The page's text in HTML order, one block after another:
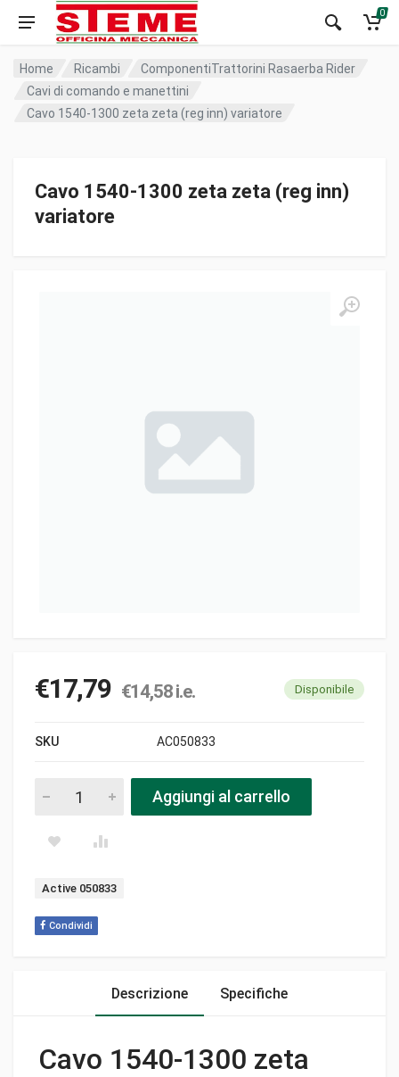
0
Home Ricambi
ComponentiTrattorini Rasaerba Rider
Cavi di comando e manettini
Cavo 1540-1300 zeta zeta (reg inn) variatore
Cavo 1540-1300 zeta zeta (reg inn)
variatore
€17,79 €14,58i.e. Disponibile
SKU AC050833
Cavo 1540-1300 zeta zeta (reg inn) variatore pezzi
Aggiungi al carrello
Tag:
Active 050833
Condividi
Descrizione Specifiche
Cavo 1540-1300 zeta